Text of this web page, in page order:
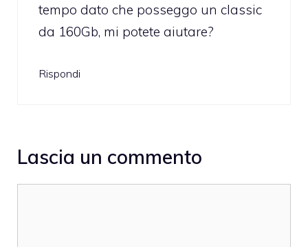
tempo dato che posseggo un classic
da 160Gb, mi potete aiutare?
Rispondi
Lascia un commento